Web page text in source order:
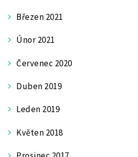
Březen 2021
Únor 2021
Červenec 2020
Duben 2019
Leden 2019
Květen 2018